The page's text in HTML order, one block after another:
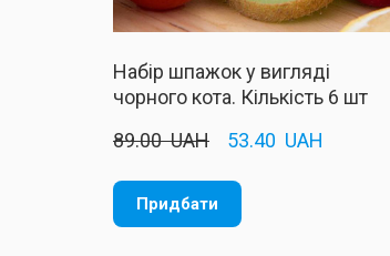
Набір шпажок у вигляді
чорного кота. Кількість 6 шт
89.00  UAH
53.40  UAH
Придбати